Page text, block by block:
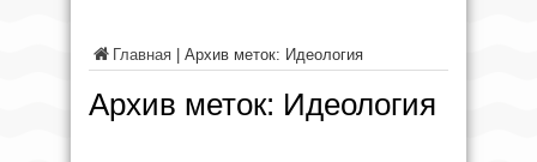
Главная Архив меток: Идеология
Архив меток: Идеология